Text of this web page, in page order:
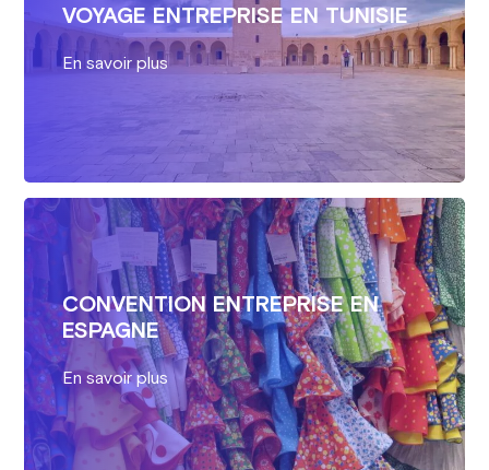
VOYAGE ENTREPRISE EN TUNISIE
En savoir plus
CONVENTION ENTREPRISE EN
ESPAGNE
En savoir plus